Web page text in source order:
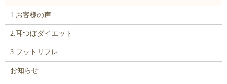
1.お客様の声
2.耳つぼダイエット
3.フットリフレ
お知らせ